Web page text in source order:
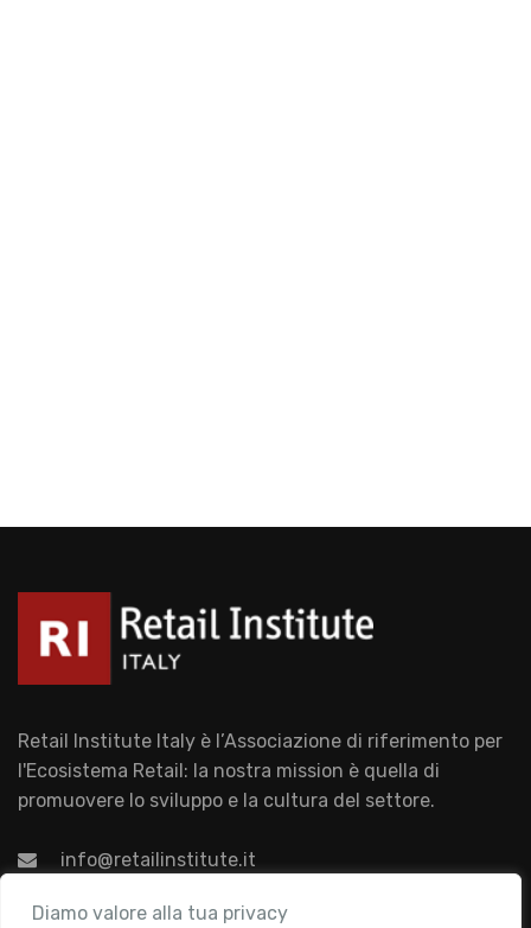
Diamo valore alla tua privacy
Retail Institute Italy è l’Associazione di riferimento per
l'Ecosistema Retail: la nostra mission è quella di
promuovere lo sviluppo e la cultura del settore.
info@retailinstitute.it
Associazione